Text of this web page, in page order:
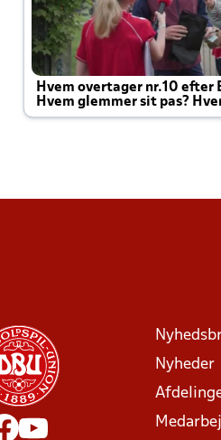
Hvem overtager nr.10 efter
Hvem glemmer sit pas?
Joachim altid til efter
Nyheder